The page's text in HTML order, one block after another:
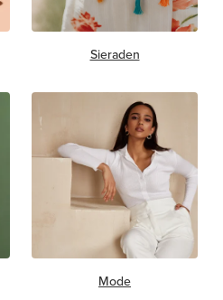
Sieraden
Mode